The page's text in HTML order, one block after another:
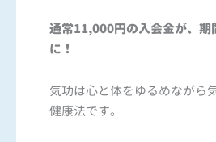
通常11,000円の入会金が、
に！
気功は心と体をゆるめながら
健康法です。